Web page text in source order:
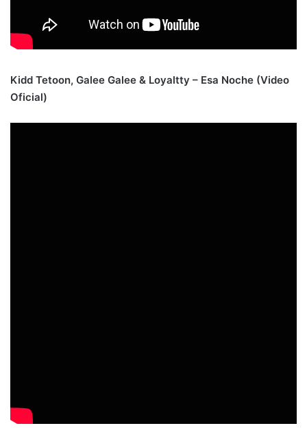
Kidd Tetoon, Galee Galee & Loyaltty – Esa Noche (Video
Oficial)